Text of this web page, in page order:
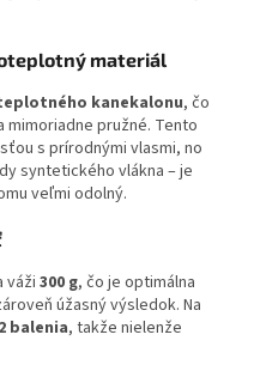
materiál
kanekalonu, čo
mimoriadne pružné. Tento
s prírodnými vlasmi, no
syntetického vlákna – je
veľmi odolný.
váži 300 g, čo je optimálna
úžasný výsledok. Na
balenia, takže nielenže